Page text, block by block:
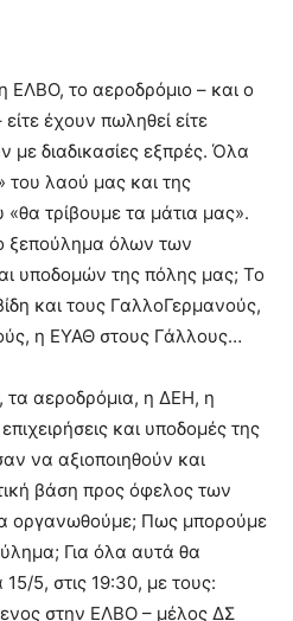
ΕΛΒΟ, το αεροδρόμιο – και ο
έχουν πωληθεί είτε
με διαδικασίες εξπρές. Όλα
του λαού μας και της
τρίβουμε τα μάτια μας».
ξεπούλημα όλων των
υποδομών της πόλης μας; Το
και τους ΓαλλοΓερμανούς,
η ΕΥΑΘ στους Γάλλους…
τα αεροδρόμια, η ΔΕΗ, η
και υποδομές της
να αξιοποιηθούν και
βάση προς όφελος των
οργανωθούμε; Πως μπορούμε
Για όλα αυτά θα
5, στις 19:30, με τους:
στην ΕΛΒΟ – μέλος ΔΣ